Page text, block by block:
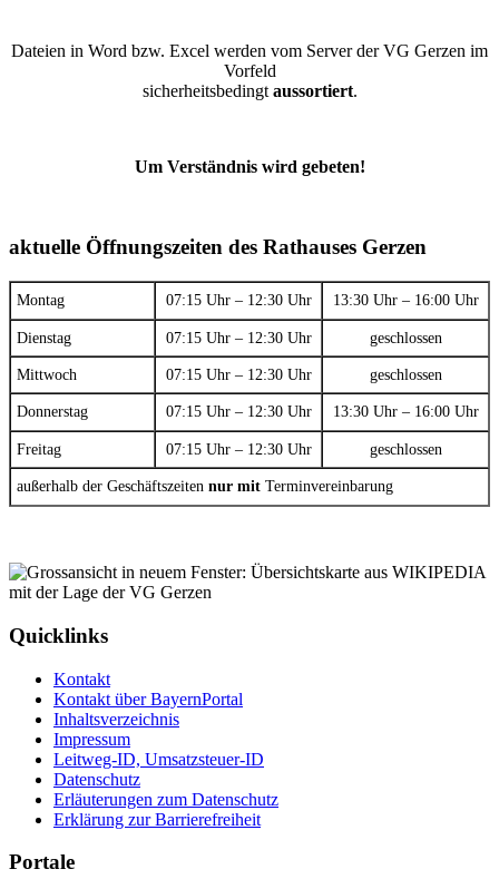
Dateien in Word bzw. Excel werden vom Server der VG Gerzen im
Vorfeld
sicherheitsbedingt aussortiert.
Um Verständnis wird gebeten!
aktuelle Öffnungszeiten des Rathauses Gerzen
Montag 07:15 Uhr – 12:30 Uhr 13:30 Uhr – 16:00 Uhr
Dienstag 07:15 Uhr – 12:30 Uhr geschlossen
Mittwoch 07:15 Uhr – 12:30 Uhr geschlossen
Donnerstag 07:15 Uhr – 12:30 Uhr 13:30 Uhr – 16:00 Uhr
Freitag 07:15 Uhr – 12:30 Uhr geschlossen
außerhalb der Geschäftszeiten nur mit Terminvereinbarung
Quicklinks
Kontakt
Kontakt über BayernPortal
Inhaltsverzeichnis
Impressum
Leitweg-ID, Umsatzsteuer-ID
Datenschutz
Erläuterungen zum Datenschutz
Erklärung zur Barrierefreiheit
Portale